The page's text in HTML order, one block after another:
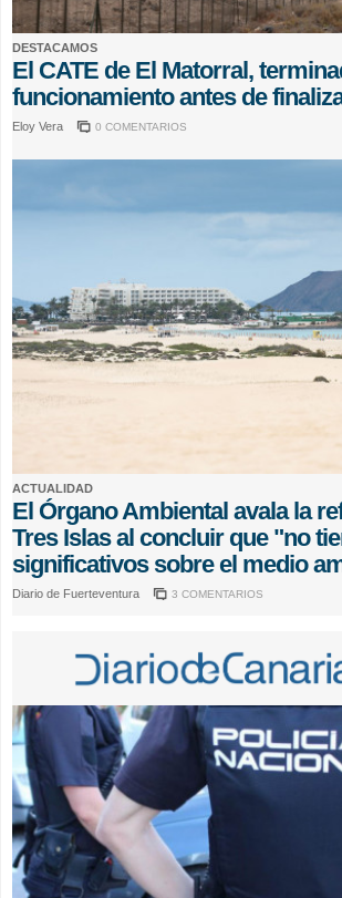
DESTACAMOS
El CATE de El Matorral,
funcionamiento antes de
Eloy Vera 0 COMENTARIOS
ACTUALIDAD
El Órgano Ambiental avala la
Tres Islas al concluir que "no
significativos sobre el medio
Diario de Fuerteventura 3 COMENTARIOS